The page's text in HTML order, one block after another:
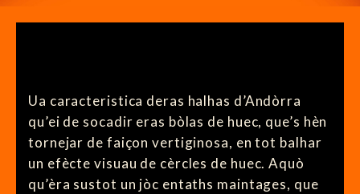
Ua caracteristica deras halhas d’Andòrra
qu’ei de socadir eras bòlas de huec, que’s hèn
tornejar de faiçon vertiginosa, en tot balhar
un efècte visuau de cèrcles de huec. Aquò
qu’èra sustot un jòc entaths maintages, que